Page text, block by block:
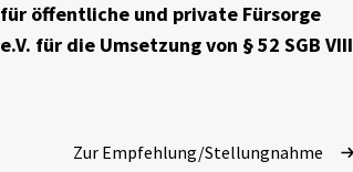
für öffentliche und private Fürsorge
e.V. für die Umsetzung von § 52 SGB VIII
Zur Empfehlung/Stellungnahme